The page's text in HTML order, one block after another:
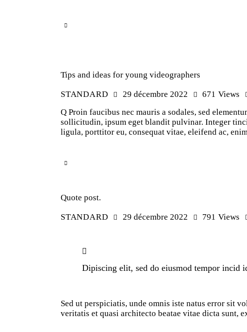
Tips and ideas for young videographers
STANDARD 29 décembre 2022 671 Views
Q Proin faucibus nec mauris a sodales, sed
sollicitudin, ipsum eget blandit pulvinar. Integer
ligula, porttitor eu, consequat vitae, eleifend ac,
Quote post.
STANDARD 29 décembre 2022 791 Views
Dipiscing elit, sed do eiusmod tempor incid
Sed ut perspiciatis, unde omnis iste natus error sit
veritatis et quasi architecto beatae vitae dicta sunt,